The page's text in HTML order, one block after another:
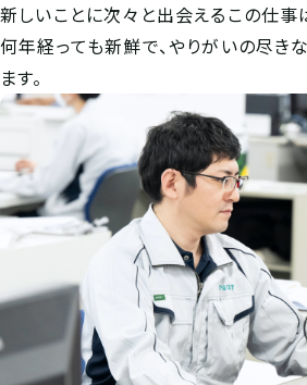
新しいことに次々と出会えるこの仕事
何年経っても新鮮で、やりがいの尽き
ます。